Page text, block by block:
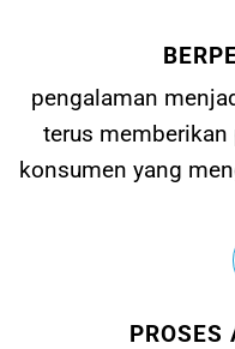
pengalaman
terus memberikan
konsumen yang
PROSES